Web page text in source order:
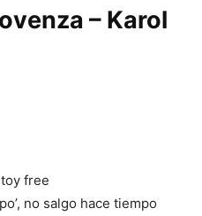
– Karol
free
no salgo hace tiempo